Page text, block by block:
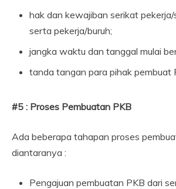
hak dan kewajiban serikat pekerja/
serta pekerja/buruh;
jangka waktu dan tanggal mulai
tanda tangan para pihak pembuat
#5 : Proses Pembuatan PKB
Ada beberapa tahapan proses
diantaranya :
Pengajuan pembuatan PKB dari